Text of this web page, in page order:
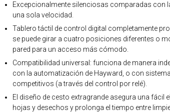
Excepcionalmente silenciosas comparadas con
una sola velocidad.
Tablero táctil de control digital completamente
se puede girar a cuatro posiciones diferentes o
pared para un acceso más cómodo.
Compatibilidad universal: funciona de manera
con la automatización de Hayward, o con
competitivos (a través del control por relé).
El diseño de cesto extragrande asegura una fácil
hojas y desechos y prolonga el tiempo entre